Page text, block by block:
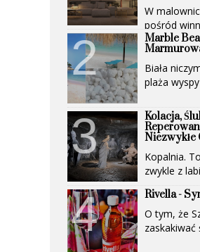
W
pośród
(UNESCO)...
Marble
Biała
plaża
Kolacja,
Niezwykłe
Kopalnia.
zwykle z
Rivella -
O tym, że
zaskakiwać